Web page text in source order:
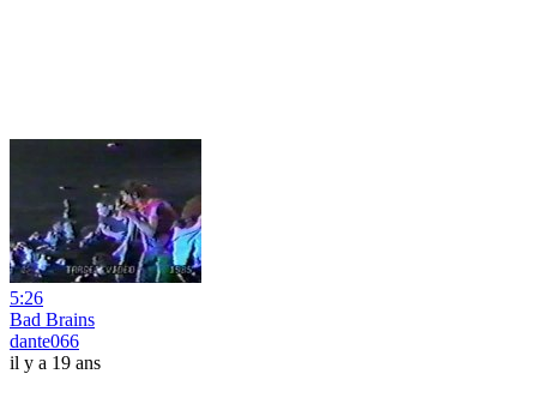
5:26
Bad Brains
dante066
il y a 19 ans